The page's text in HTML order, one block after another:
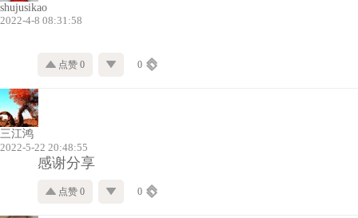
shujusikao
2022-4-8 08:31:58
点赞 0 0
三江鸿
2022-5-22 20:48:55
感谢分享
点赞 0 0